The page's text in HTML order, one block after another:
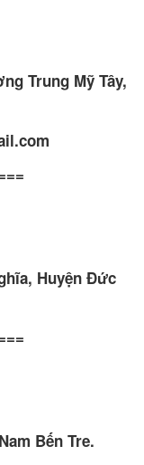
Trung Mỹ Tây,
Huyện Đức
Bến Tre.